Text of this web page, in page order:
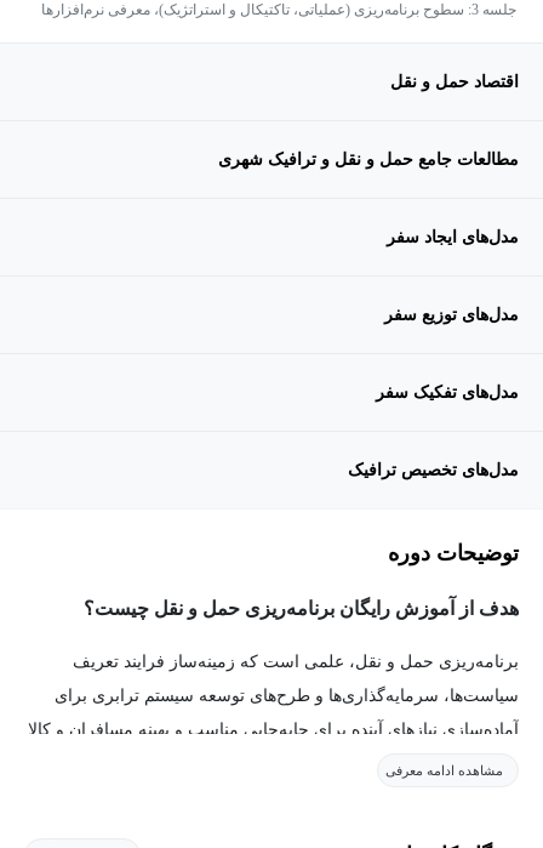
جلسه 3: سطوح برنامه‌ریزی (عملیاتی، تاکتیکال و استراتژیک)، معرفی نرم‌افزارها
اقتصاد حمل‌ و نقل
مطالعات جامع حمل‌ و نقل و ترافیک شهری
مدل‌های ایجاد سفر
مدل‌های توزیع سفر
مدل‌های تفکیک سفر
مدل‌های تخصیص ترافیک
توضیحات دوره
هدف از آموزش رایگان برنامه‌ریزی حمل و نقل چیست؟
برنامه‌ریزی حمل و نقل، علمی است که زمینه‌ساز فرایند تعریف
سیاست‌ها، سرمایه‌گذاری‌ها و طرح‌های توسعه سیستم ترابری برای
آماده‌سازی نیازهای آینده برای جابه‌جایی مناسب و بهینه مسافران و کالا
است. ابزار تحلیل مورد استفاده در فرایند برنامه‌ریزی حمل و نقل،
مشاهده ادامه معرفی